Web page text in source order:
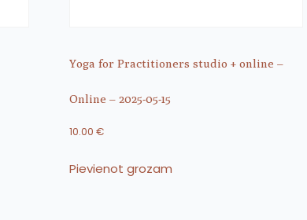
Yoga for Practitioners studio + online –
Online – 2025-05-15
10.00€
Pievienot grozam